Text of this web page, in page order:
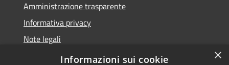
Amministrazione trasparente
Informativa privacy
Note legali
Dichiarazione di accessibilità
×
Informazioni sui cookie